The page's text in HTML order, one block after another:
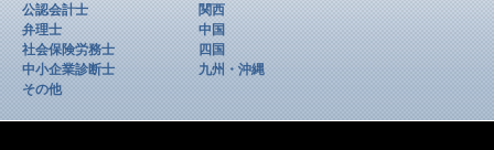
公認会計士
弁理士
社会保険労務士
中小企業診断士
その他
関西
中国
四国
九州・沖縄